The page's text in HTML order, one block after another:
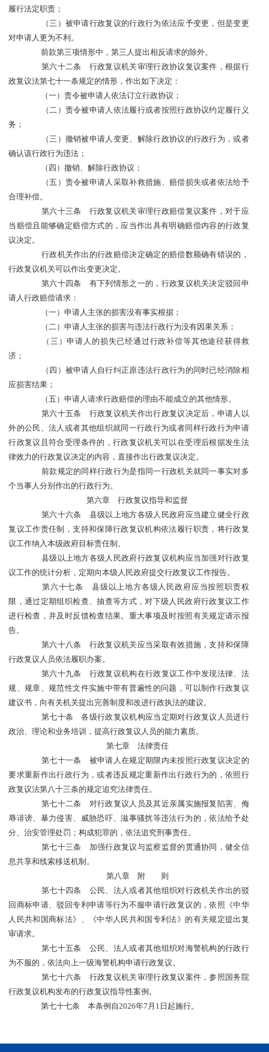
履行法定职责；
（三）被申请行政复议的行政行为依法应予变更，但是变更
对申请人更为不利。
前款第三项情形中，第三人提出相反请求的除外。
第六十二条 行政复议机关审理行政协议复议案件，根据行
政复议法第七十一条规定的情形，作出如下决定：
（一）责令被申请人依法订立行政协议；
（二）责令被申请人依法履行或者按照行政协议约定履行义
务；
（三）撤销被申请人变更、解除行政协议的行政行为，或者
确认该行政行为违法；
（四）撤销、解除行政协议；
（五）责令被申请人采取补救措施、赔偿损失或者依法给予
合理补偿。
第六十三条 行政复议机关审理行政赔偿复议案件，对于应
当赔偿且能够确定赔偿方式的，应当作出具有明确赔偿内容的行政复
议决定。
行政机关作出的行政赔偿决定确定的赔偿数额确有错误的，
行政复议机关可以作出变更决定。
第六十四条 有下列情形之一的，行政复议机关决定驳回申
请人行政赔偿请求：
（一）申请人主张的损害没有事实根据；
（二）申请人主张的损害与违法行政行为没有因果关系；
（三）申请人的损失已经通过行政补偿等其他途径获得救
济；
（四）被申请人自行纠正原违法行政行为的同时已经消除相
应损害结果；
（五）申请人请求行政赔偿的理由不能成立的其他情形。
第六十五条 行政复议机关作出行政复议决定后，申请人以
外的公民、法人或者其他组织就同一行政行为或者同样行政行为申请
行政复议且符合受理条件的，行政复议机关可以在受理后根据发生法
律效力的行政复议决定的内容，直接作出行政复议决定。
前款规定的同样行政行为是指同一行政机关就同一事实对多
个当事人分别作出的行政行为。
第六章 行政复议指导和监督
第六十六条 县级以上地方各级人民政府应当建立健全行政
复议工作责任制，支持和保障行政复议机构依法履行职责，将行政复
议工作纳入本级政府目标责任制。
县级以上地方各级人民政府行政复议机构应当加强对行政复
议工作的统计分析，定期向本级人民政府提交行政复议工作报告。
第六十七条 县级以上地方各级人民政府应当按照职责权
限，通过定期组织检查、抽查等方式，对下级人民政府行政复议工作
进行检查，并及时反馈检查结果。重大事项及时按照有关规定请示报
告。
第六十八条 行政复议机关应当采取有效措施，支持和保障
行政复议人员依法履职办案。
第六十九条 行政复议机构在行政复议工作中发现法律、法
规、规章、规范性文件实施中带有普遍性的问题，可以制作行政复议
建议书，向有关机关提出完善制度和改进行政执法的建议。
第七十条 各级行政复议机构应当定期对行政复议人员进行
政治、理论和业务培训，提高行政复议人员的能力素质。
第七章 法律责任
第七十一条 被申请人在规定期限内未按照行政复议决定的
要求重新作出行政行为，或者违反规定重新作出行政行为的，依照行
政复议法第八十三条的规定追究法律责任。
第七十二条 对行政复议人员及其近亲属实施报复陷害、侮
辱诽谤、暴力侵害、威胁恐吓、滋事骚扰等违法行为的，依法给予处
分、治安管理处罚；构成犯罪的，依法追究刑事责任。
第七十三条 加强行政复议与监察监督的贯通协同，健全信
息共享和线索移送机制。
第八章 附 则
第七十四条 公民、法人或者其他组织对行政机关作出的驳
回商标申请、驳回专利申请等行为不服申请行政复议的，依照《中华
人民共和国商标法》、《中华人民共和国专利法》的有关规定提出复
审请求。
第七十五条 公民、法人或者其他组织对海警机构的行政行
为不服的，依法向上一级海警机构申请行政复议。
第七十六条 行政复议机关审理行政复议案件，参照国务院
行政复议机构发布的行政复议指导性案例。
第七十七条 本条例自2026年7月1日起施行。